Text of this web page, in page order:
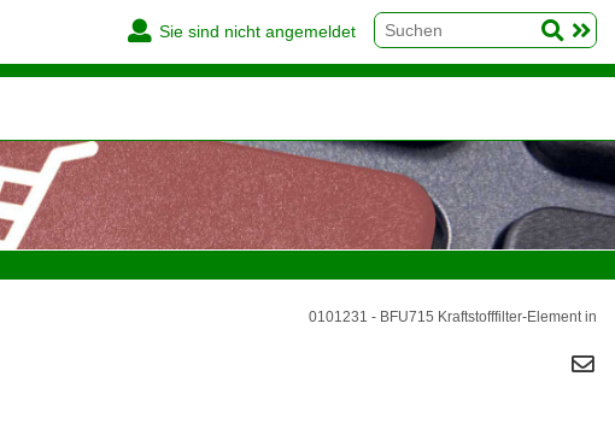
Sie sind nicht angemeldet
0101231 - BFU715 Kraftstofffilter-Element in